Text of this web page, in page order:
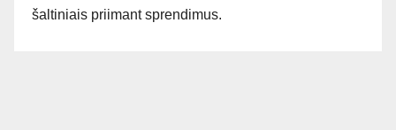
šaltiniais priimant sprendimus.